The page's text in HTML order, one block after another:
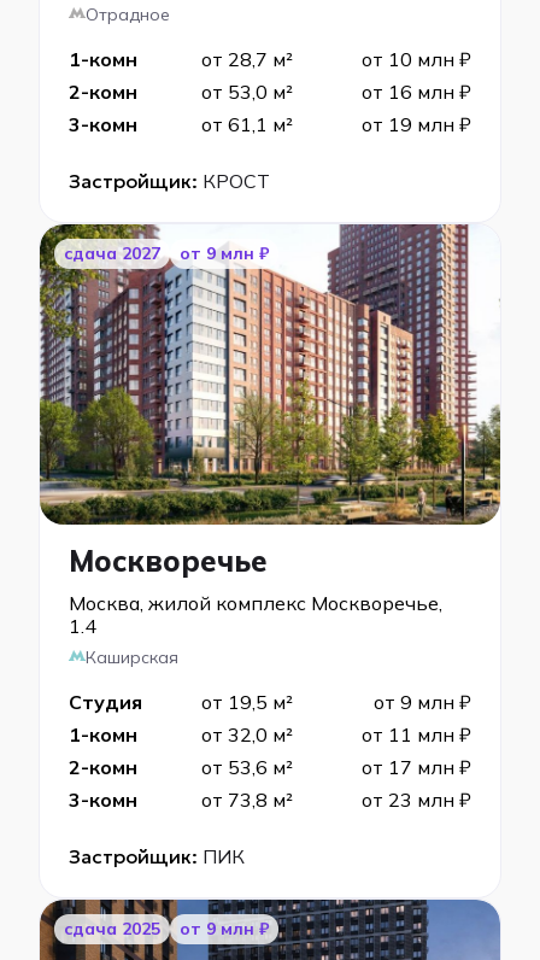
Отрадное
1-комн от 28,7 м²
от 10 млн ₽
2-комн
от 53,0 м²
от 16 млн ₽
3-комн
от 61,1 м² от 19 млн ₽
Застройщик: КРОСТ
cдача 2027 от 9 млн ₽
Москворечье
Москва, жилой комплекс Москворечье,
1.4
Каширская
Студия от 19,5 м²
от 9 млн ₽
1-комн
от 32,0 м²
от 11 млн ₽
2-комн
от 53,6 м²
от 17 млн ₽
3-комн
от 73,8 м² от 23 млн ₽
Застройщик: ПИК
cдача 2025 от 9 млн ₽